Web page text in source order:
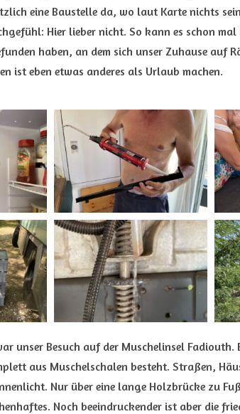
eine Baustelle da, wo laut Karte nichts
Hier lieber nicht. So kann es schon
haben, an dem sich unser Zuhause auf
ist eben etwas anderes als Urlaub machen.
unser Besuch auf der Muschelinsel Fadiouth.
aus Muschelschalen besteht. Straßen,
Nur über eine lange Holzbrücke zu
Noch beeindruckender ist aber die